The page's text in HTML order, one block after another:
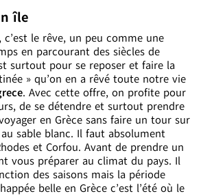
île
c’est le rêve, un peu comme une
en parcourant des siècles de
surtout pour se reposer et faire la
» qu’on en a rêvé toute notre vie
. Avec cette offre, on profite pour
de se détendre et surtout prendre
en Grèce sans faire un tour sur
sable blanc. Il faut absolument
et Corfou. Avant de prendre un
vous préparer au climat du pays. Il
des saisons mais la période
belle en Grèce c’est l’été où le